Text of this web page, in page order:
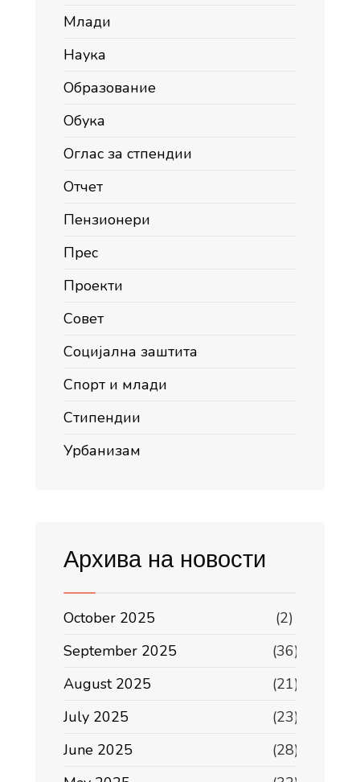
Млади
Наука
Образование
Обука
Оглас за стпендии
Отчет
Пензионери
Прес
Проекти
Совет
Социјална заштита
Спорт и млади
Стипендии
Урбанизам
Архива на новости
October 2025
(2)
September 2025
(36)
August 2025
(21)
July 2025
(23)
June 2025
(28)